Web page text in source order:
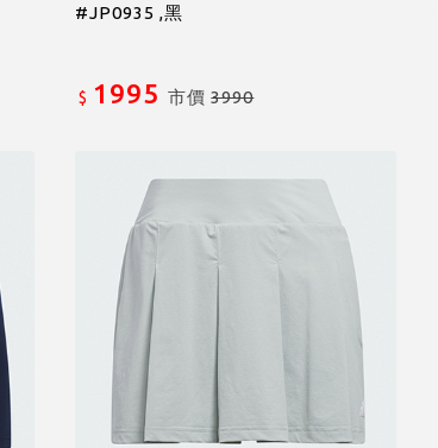
#JP0935 ,黑
$ 1995 市價3990